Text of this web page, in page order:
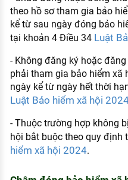
theo hồ sơ tham gia bảo
kể từ sau ngày đóng bảo
tại khoản 4 Điều 34 Luật
- Không đăng ký hoặc
phải tham gia bảo hiểm xã
ngày kể từ ngày hết thời
Luật Bảo hiểm xã hội
- Thuộc trường hợp không
hội bắt buộc theo quy định
hiểm xã hội 2024.